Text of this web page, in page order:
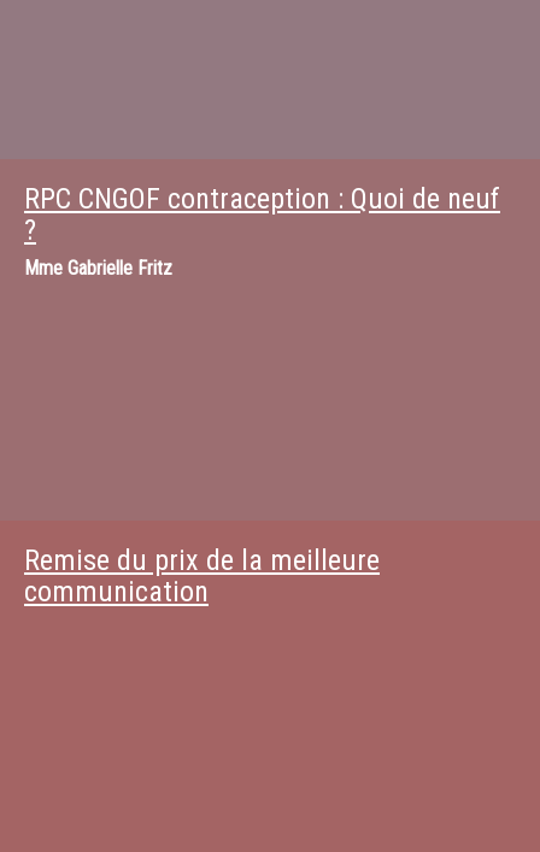
RPC CNGOF contraception : Quoi de neuf
?
Mme Gabrielle Fritz
Remise du prix de la meilleure
communication